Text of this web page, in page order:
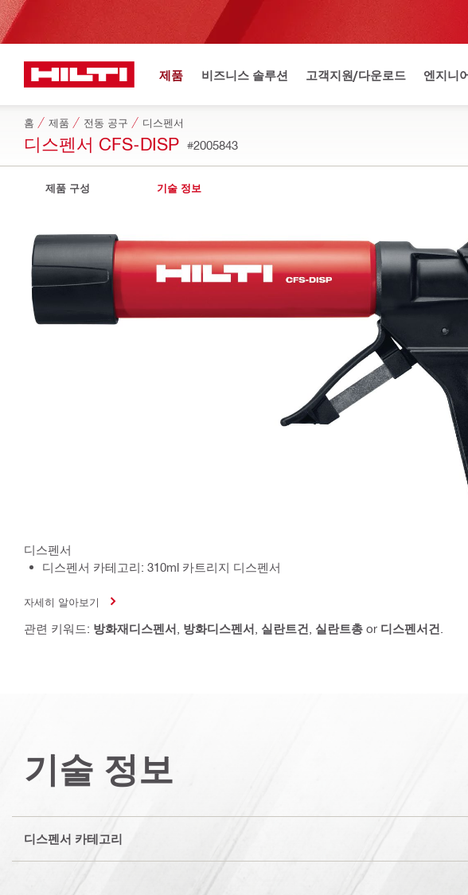
제품 비즈니스 솔루션 고객지원/다운로드 엔지니
홈 제품 전동 공구 디스펜서
디스펜서 CFS-DISP #2005843
제품 구성 기술 정보
디스펜서
디스펜서 카테고리: 310ml 카트리지 디스펜서
자세히 알아보기
관련 키워드: 방화재디스펜서 방화디스펜서 실란트건 실란트총 or 디스펜서건
기술 정보
디스펜서 카테고리